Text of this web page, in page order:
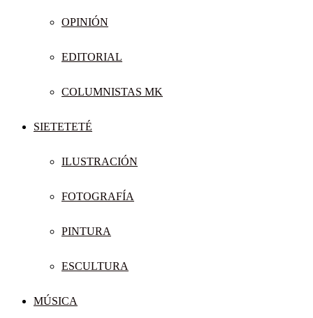
OPINIÓN
EDITORIAL
COLUMNISTAS MK
SIETETETÉ
ILUSTRACIÓN
FOTOGRAFÍA
PINTURA
ESCULTURA
MÚSICA